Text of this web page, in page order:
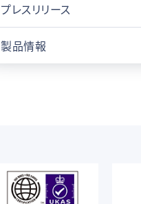
プレスリリース
製品情報